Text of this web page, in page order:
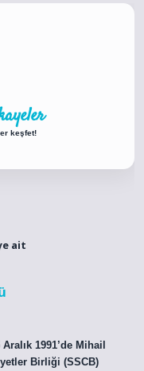
keşfet!
ait
1991’de Mihail
Birliği (SSCB)